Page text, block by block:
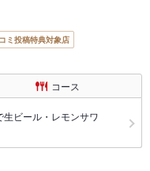
ミ投稿特典対象店
コース
生ビール・レモンサワ